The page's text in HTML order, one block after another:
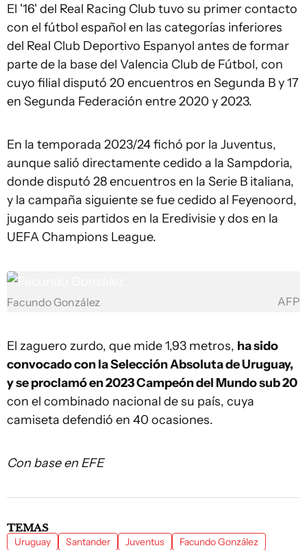
El '16' del Real Racing Club tuvo su primer contacto
con el fútbol español en las categorías inferiores
del Real Club Deportivo Espanyol antes de formar
parte de la base del Valencia Club de Fútbol, con
cuyo filial disputó 20 encuentros en Segunda B y 17
en Segunda Federación entre 2020 y 2023.
En la temporada 2023/24 fichó por la Juventus,
aunque salió directamente cedido a la Sampdoria,
donde disputó 28 encuentros en la Serie B italiana,
y la campaña siguiente se fue cedido al Feyenoord,
jugando seis partidos en la Eredivisie y dos en la
UEFA Champions League.
Facundo González AFP
El zaguero zurdo, que mide 1,93 metros, ha sido
convocado con la Selección Absoluta de Uruguay,
y se proclamó en 2023 Campeón del Mundo sub 20
con el combinado nacional de su país, cuya
camiseta defendió en 40 ocasiones.
Con base en EFE
TEMAS
Uruguay Santander Juventus Facundo González